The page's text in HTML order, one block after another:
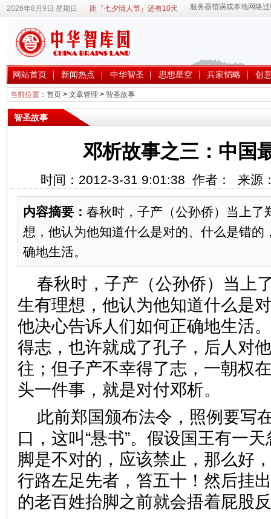
2026年8月9日 星期日 距『七夕情人节』还有10天
网站首页 新闻热点 中华智圣 思想星空 兵家韬略 创
当前位置： 首页> 文章管理 > 智圣故事
智圣故事
邓析故事之三：中国
时间：2012-3-31 9:01:38 作者： 来源
内容摘要： 春秋时，子产（公孙侨）当上了
想，他认为他知道什么是对的、什么是错的
确地生活。
春秋时，子产（公孙侨）当上
生有理想，他认为他知道什么是
他决心告诉人们如何正确地生活
得志，也许就成了孔子，后人对
往；但子产不幸得了志，一朝权
头一件事，就是对付邓析。
此前郑国颁布法令，照例要写
口，这叫“悬书”。假设国王有一
脚是不对的，应该禁止，那么好
行路左足先者，笞五十！然后挂
的老百姓抬脚之前就会捂着屁股